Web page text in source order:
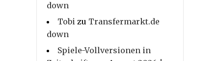
down
Tobi zu Transfermarkt.de
down
Spiele-Vollversionen in